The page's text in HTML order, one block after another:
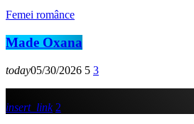
Femei românce
Made Oxana
today05/30/2026 5 3
insert_link 2